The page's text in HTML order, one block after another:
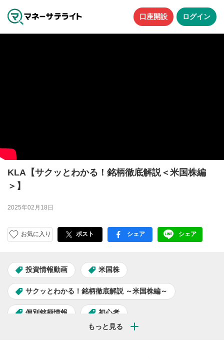
口座開設 ログイン
KLA【サクッとわかる！銘柄徹底解説＜米国株編
＞】
2025年02月18日
お気に入り ポスト facebook
シェア LINE
シェア
投資情報動画 米国株
サクッとわかる！銘柄徹底解説 ～米国株編～
個別銘柄情報 初心者